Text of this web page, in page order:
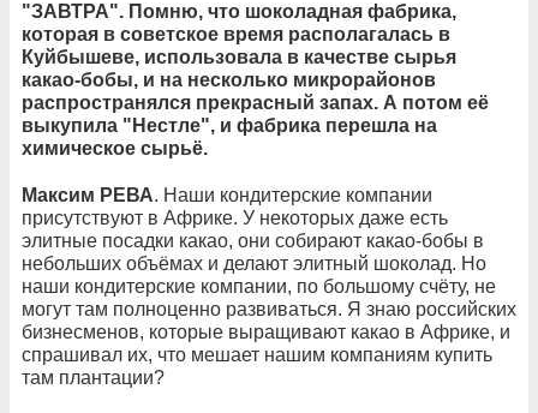
"ЗАВТРА". Помню, что шоколадная фабрика,
которая в советское время располагалась в
Куйбышеве, использовала в качестве сырья
какао-бобы, и на несколько микрорайонов
распространялся прекрасный запах. А потом её
выкупила "Нестле", и фабрика перешла на
химическое сырьё.
Максим РЕВА. Наши кондитерские компании
присутствуют в Африке. У некоторых даже есть
элитные посадки какао, они собирают какао-бобы в
небольших объёмах и делают элитный шоколад. Но
наши кондитерские компании, по большому счёту, не
могут там полноценно развиваться. Я знаю российских
бизнесменов, которые выращивают какао в Африке, и
спрашивал их, что мешает нашим компаниям купить
там плантации?